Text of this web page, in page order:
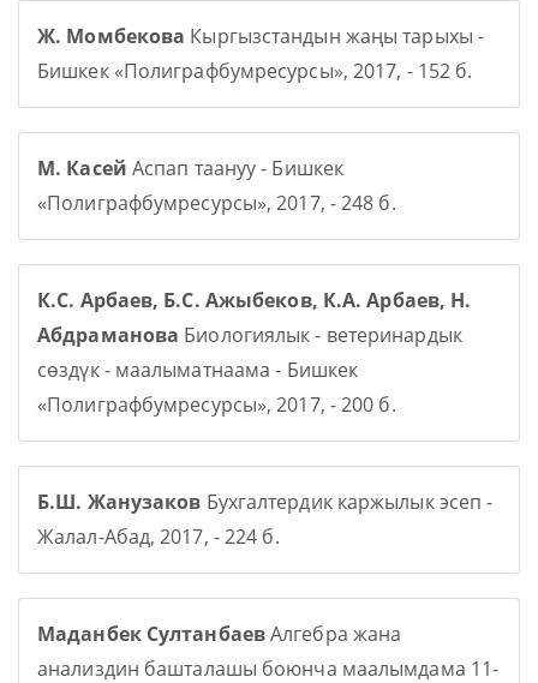
Ж. Момбекова Кыргызстандын жаңы тарыхы -
Бишкек «Полиграфбумресурсы», 2017, - 152 б.
М. Касей Аспап таануу - Бишкек
«Полиграфбумресурсы», 2017, - 248 б.
К.С. Арбаев, Б.С. Ажыбеков, К.А. Арбаев, Н.
Абдраманова Биологиялык - ветеринардык
сөздүк - маалыматнаама - Бишкек
«Полиграфбумресурсы», 2017, - 200 б.
Б.Ш. Жанузаков Бухгалтердик каржылык эсеп -
Жалал-Абад, 2017, - 224 б.
Маданбек СултанбаевАлгебра жана
анализдин башталашы боюнча маалымдама 11-